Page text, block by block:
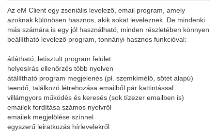
Az eM Client egy zseniális levelező, email program, amely
azoknak különösen hasznos, akik sokat leveleznek. De mindenki
más számára is egy jól használható, minden részletében könnyen
beállítható levelező program, tonnányi hasznos funkcióval:
átlátható, letisztult program felület
helyesírás ellenőrzés több nyelven
átállítható program megjelenés (pl. szemkímélő, sötét alapú)
teendő, találkozó létrehozása emailből pár kattintással
villámgyors működés és keresés (sok tízezer emailben is)
emailek fordítása számos nyelvről
emailek megjelölése színnel
egyszerű leiratkozás hírlevelekről